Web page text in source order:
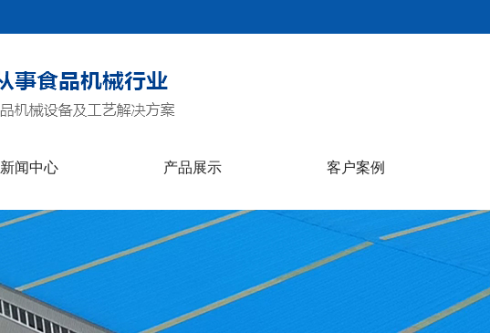
新闻中心 产品展示 客户案例